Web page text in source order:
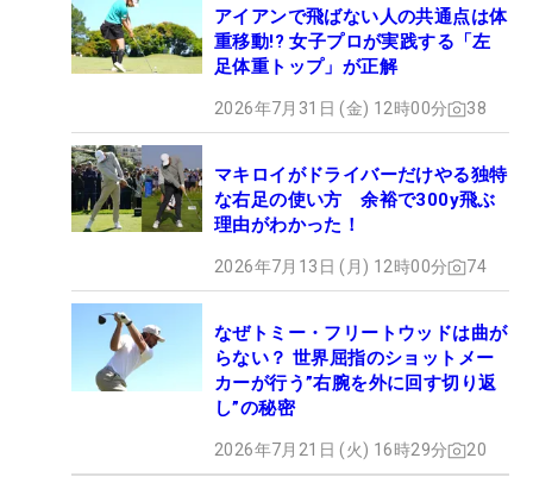
アイアンで飛ばない人の共通点は体
重移動!? 女子プロが実践する「左
足体重トップ」が正解
2026年7月31日 (金) 12時00分 38
マキロイがドライバーだけやる独特
な右足の使い方 余裕で300y飛ぶ
理由がわかった！
2026年7月13日 (月) 12時00分 74
なぜトミー・フリートウッドは曲が
らない？ 世界屈指のショットメー
カーが行う”右腕を外に回す切り返
し”の秘密
2026年7月21日 (火) 16時29分 20